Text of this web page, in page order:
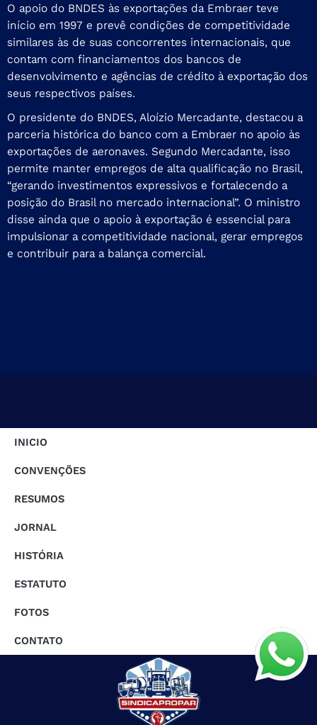
O apoio do BNDES às exportações da Embraer teve
início em 1997 e prevê condições de competitividade
similares às de suas concorrentes internacionais, que
contam com financiamentos dos bancos de
desenvolvimento e agências de crédito à exportação dos
seus respectivos países.
O presidente do BNDES, Aloízio Mercadante, destacou a
parceria histórica do banco com a Embraer no apoio às
exportações de aeronaves. Segundo Mercadante, isso
permite manter empregos de alta qualificação no Brasil,
“gerando investimentos expressivos e fortalecendo a
posição do Brasil no mercado internacional”. O ministro
disse ainda que o apoio à exportação é essencial para
impulsionar a competitividade nacional, gerar empregos
e contribuir para a balança comercial.
INICIO
CONVENÇÕES
RESUMOS
JORNAL
HISTÓRIA
ESTATUTO
FOTOS
CONTATO